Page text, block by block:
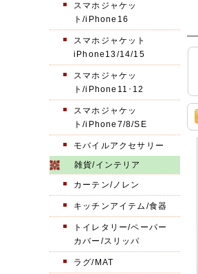
スマホジャケッ
ト/iPhone16
スマホジャケット
iPhone13/14/15
スマホジャケッ
ト/iPhone11･12
スマホジャケッ
ト/iPhone7/8/SE
モバイルアクセサリー
雑貨/インテリア
カーテン/ノレン
キッチンアイテム/食器
トイレタリー/ペーパー
カバー/スリッパ
ラグ/MAT